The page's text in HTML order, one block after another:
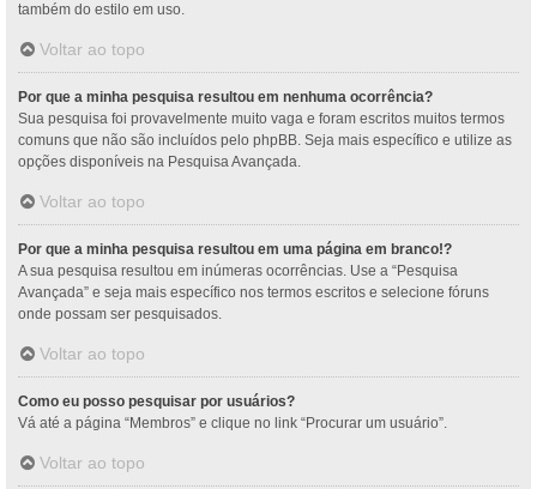
também do estilo em uso.
Voltar ao topo
Por que a minha pesquisa resultou em nenhuma ocorrência?
Sua pesquisa foi provavelmente muito vaga e foram escritos muitos termos
comuns que não são incluídos pelo phpBB. Seja mais específico e utilize as
opções disponíveis na Pesquisa Avançada.
Voltar ao topo
Por que a minha pesquisa resultou em uma página em branco!?
A sua pesquisa resultou em inúmeras ocorrências. Use a “Pesquisa
Avançada” e seja mais específico nos termos escritos e selecione fóruns
onde possam ser pesquisados.
Voltar ao topo
Como eu posso pesquisar por usuários?
Vá até a página “Membros” e clique no link “Procurar um usuário”.
Voltar ao topo